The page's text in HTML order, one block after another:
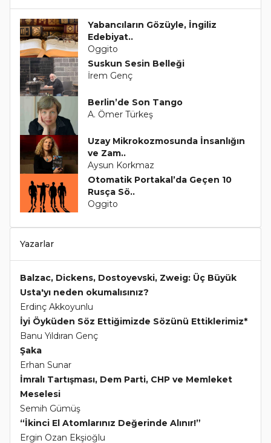
Yabancıların Gözüyle, İngiliz
Edebiyat..
Oggito
Suskun Sesin Belleği
İrem Genç
Berlin’de Son Tango
A. Ömer Türkeş
Uzay Mikrokozmosunda İnsanlığın
ve Zam..
Aysun Korkmaz
Otomatik Portakal’da Geçen 10
Rusça Sö..
Oggito
Yazarlar
Balzac, Dickens, Dostoyevski, Zweig: Üç Büyük
Usta'yı neden okumalısınız?
Erdinç Akkoyunlu
İyi Öyküden Söz Ettiğimizde Sözünü Ettiklerimiz*
Banu Yıldıran Genç
Şaka
Erhan Sunar
İmralı Tartışması, Dem Parti, CHP ve Memleket
Meselesi
Semih Gümüş
“İkinci El Atomlarınız Değerinde Alınır!”
Ergin Ozan Ekşioğlu